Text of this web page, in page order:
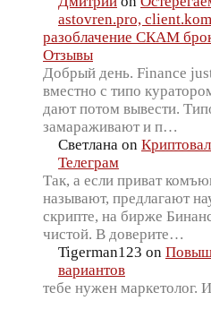
astovren.pro,
разоблачение СКАМ
Отзывы
Добрый день. Finance
вместно с типо
дают потом вывести.
замараживают и п…
Светлана on
Телеграм
Так, а если приват
называют, предлагают
скрипте, на бирже
чистой. В доверите…
Tigerman123 on
вариантов
тебе нужен маркетолог.